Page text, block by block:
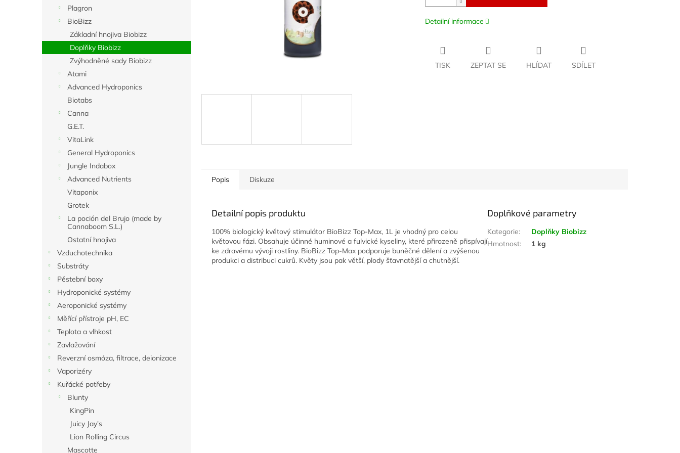
Plagron
BioBizz
Základní hnojiva Biobizz
Doplňky Biobizz
Zvýhodněné sady Biobizz
Atami
Advanced Hydroponics
Biotabs
Canna
G.E.T.
VitaLink
General Hydroponics
Jungle Indabox
Advanced Nutrients
Vitaponix
Grotek
La poción del Brujo (made by
Cannaboom S.L.)
Ostatní hnojiva
Vzduchotechnika
Substráty
Pěstební boxy
Hydroponické systémy
Aeroponické systémy
Měřící přístroje pH, EC
Teplota a vlhkost
Zavlažování
Reverzní osmóza, filtrace, deionizace
Vaporizéry
Kuřácké potřeby
Blunty
KingPin
Juicy Jay's
Lion Rolling Circus
Mascotte
Detailní informace
TISK ZEPTAT SE HLÍDAT SDÍLET
Popis Diskuze
Detailní popis produktu
100% biologický květový stimulátor BioBizz Top-Max, 1L je vhodný pro celou
květovou fázi. Obsahuje účinné huminové a fulvické kyseliny, které přirozeně přispívají
ke zdravému vývoji rostliny. BioBizz Top-Max podporuje buněčné dělení a zvýšenou
produkci a distribuci cukrů. Květy jsou pak větší, plody šťavnatější a chutnější.
Doplňkové parametry
Kategorie:
Doplňky Biobizz
Hmotnost: 1 kg